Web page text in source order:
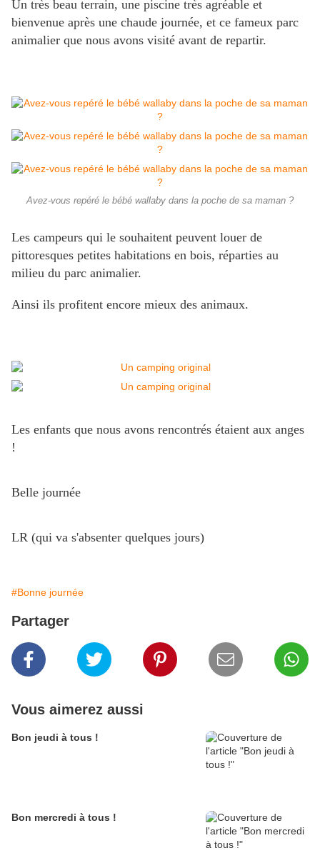
Un très beau terrain, une piscine très agréable et
bienvenue après une chaude journée, et ce fameux parc
animalier que nous avons visité avant de repartir.
Avez-vous repéré le bébé wallaby dans la poche de sa maman ?
Les campeurs qui le souhaitent peuvent louer de
pittoresques petites habitations en bois, réparties au
milieu du parc animalier.
Ainsi ils profitent encore mieux des animaux.
Les enfants que nous avons rencontrés étaient aux anges
!
Belle journée
LR (qui va s'absenter quelques jours)
#Bonne journée
Partager
Vous aimerez aussi
Bon jeudi à tous !
Bon mercredi à tous !